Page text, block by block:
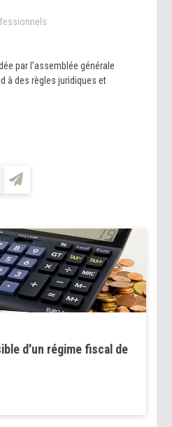
par l’assemblée générale
à des règles juridiques et
d'un régime fiscal de